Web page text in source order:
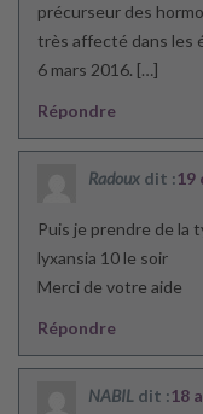
précurseur des
très affecté dans les
6 mars 2016. […]
Répondre
Radoux dit :19
Puis je prendre de la
lyxansia 10 le soir
Merci de votre aide
Répondre
NABIL dit :18